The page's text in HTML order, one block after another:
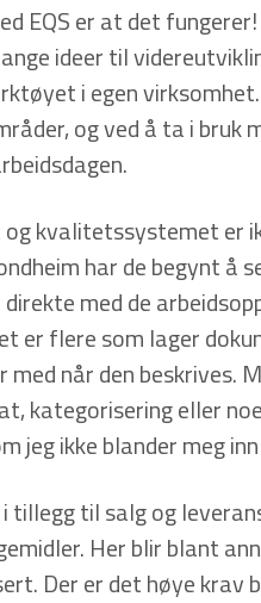
EQS er at det
ideer til
i egen
og ved å ta i bruk
kvalitetssystemet er
har de begynt å
med de
er flere som lager
når den beskrives.
kategorisering eller
jeg ikke blander meg
tillegg til salg og
Her blir blant
Der er det høye krav